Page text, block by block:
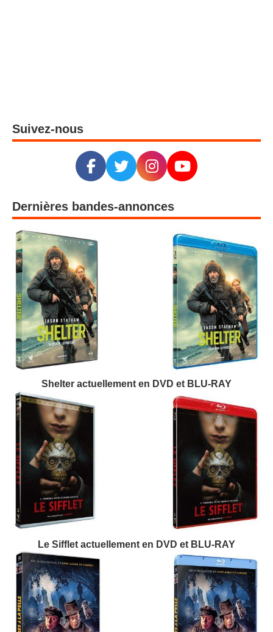
Suivez-nous
Dernières bandes-annonces
Shelter actuellement en DVD et BLU-RAY
Le Sifflet actuellement en DVD et BLU-RAY